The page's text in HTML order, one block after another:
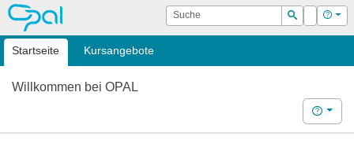
OPAL Suche
Suchen
Login Hilfe
Startseite Kursangebote
Willkommen bei OPAL
Hilfe